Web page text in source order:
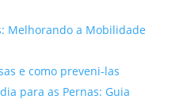
Melhorando a Mobilidade
e como preveni-las
para as Pernas: Guia